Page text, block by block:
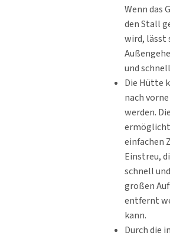
Wenn das
den Stall
wird, lässt
und
Die Hütte
nach
werden.
einfachen
Einstreu,
schnell
großen
entfernt
kann.
Durch die